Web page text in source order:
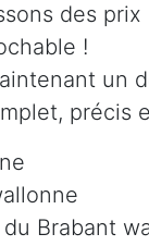
des
!
un
précis
Brabant